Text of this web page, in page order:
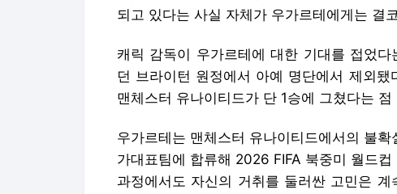
되고 있다는 사실 자체가 우가르테에게는 결
캐릭 감독이 우가르테에 대한 기대를 접었
던 브라이턴 원정에서 아예 명단에서 제외
맨체스터 유나이티드가 단 1승에 그쳤다는
우가르테는 맨체스터 유나이티드에서의 불
가대표팀에 합류해 2026 FIFA 북중미 월드
과정에서도 자신의 거취를 둘러싼 고민은